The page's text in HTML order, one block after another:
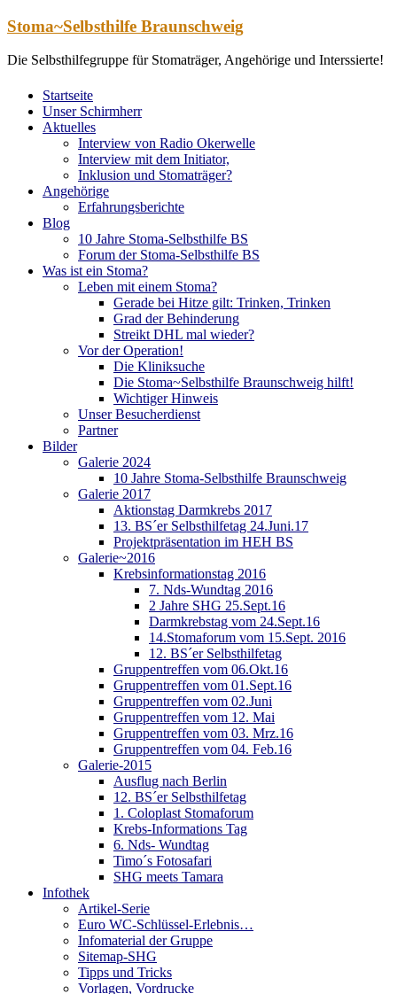
Zum
springen
Stoma~Selbsthilfe Braunschweig
Die Selbsthilfegruppe für Stomaträger, Angehörige und Interssierte!
Startseite
Unser Schirmherr
Aktuelles
Interview von Radio Okerwelle
Interview mit dem Initiator,
Inklusion und Stomaträger?
Angehörige
Erfahrungsberichte
Blog
10 Jahre Stoma-Selbsthilfe BS
Forum der Stoma-Selbsthilfe BS
Was ist ein Stoma?
Leben mit einem Stoma?
Gerade bei Hitze gilt: Trinken, Trinken
Grad der Behinderung
Streikt DHL mal wieder?
Vor der Operation!
Die Kliniksuche
Die Stoma~Selbsthilfe Braunschweig hilft!
Wichtiger Hinweis
Unser Besucherdienst
Partner
Bilder
Galerie 2024
10 Jahre Stoma-Selbsthilfe Braunschweig
Galerie 2017
Aktionstag Darmkrebs 2017
13. BS´er Selbsthilfetag 24.Juni.17
Projektpräsentation im HEH BS
Galerie~2016
Krebsinformationstag 2016
7. Nds-Wundtag 2016
2 Jahre SHG 25.Sept.16
Darmkrebstag vom 24.Sept.16
14.Stomaforum vom 15.Sept. 2016
12. BS´er Selbsthilfetag
Gruppentreffen vom 06.Okt.16
Gruppentreffen vom 01.Sept.16
Gruppentreffen vom 02.Juni
Gruppentreffen vom 12. Mai
Gruppentreffen vom 03. Mrz.16
Gruppentreffen vom 04. Feb.16
Galerie-2015
Ausflug nach Berlin
12. BS´er Selbsthilfetag
1. Coloplast Stomaforum
Krebs-Informations Tag
6. Nds- Wundtag
Timo´s Fotosafari
SHG meets Tamara
Infothek
Artikel-Serie
Euro WC-Schlüssel-Erlebnis…
Infomaterial der Gruppe
Sitemap-SHG
Tipps und Tricks
Vorlagen, Vordrucke